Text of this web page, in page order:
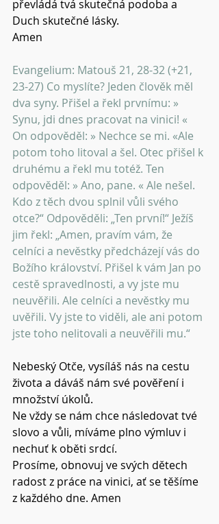
převládá tvá skutečná podoba a
Duch skutečné lásky.
Amen
Evangelium: Matouš 21, 28-32 (+21,
23-27) Co myslíte? Jeden člověk měl
dva syny. Přišel a řekl prvnímu: »
Synu, jdi dnes pracovat na vinici! «
On odpověděl: » Nechce se mi. «Ale
potom toho litoval a šel. Otec přišel k
druhému a řekl mu totéž. Ten
odpověděl: » Ano, pane. « Ale nešel.
Kdo z těch dvou splnil vůli svého
otce?“ Odpověděli: „Ten první!“ Ježíš
jim řekl: „Amen, pravím vám, že
celníci a nevěstky předcházejí vás do
Božího království. Přišel k vám Jan po
cestě spravedlnosti, a vy jste mu
neuvěřili. Ale celníci a nevěstky mu
uvěřili. Vy jste to viděli, ale ani potom
jste toho nelitovali a neuvěřili mu.“
Nebeský Otče, vysíláš nás na cestu
života a dáváš nám své pověření i
množství úkolů.
Ne vždy se nám chce následovat tvé
slovo a vůli, míváme plno výmluv i
nechuť k oběti srdcí.
Prosíme, obnovuj ve svých dětech
radost z práce na vinici, ať se těšíme
z každého dne. Amen